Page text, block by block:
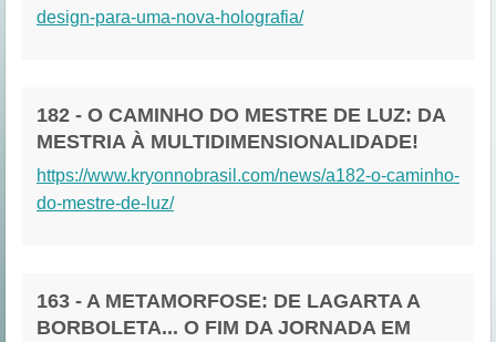
design-para-uma-nova-holografia/
182 - O CAMINHO DO MESTRE DE LUZ: DA
MESTRIA À MULTIDIMENSIONALIDADE!
https://www.kryonnobrasil.com/news/a182-o-caminho-
do-mestre-de-luz/
163 - A METAMORFOSE: DE LAGARTA A
BORBOLETA... O FIM DA JORNADA EM